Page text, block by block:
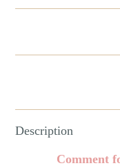
Description
Comment